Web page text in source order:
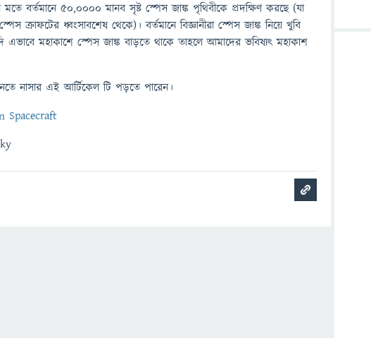
মতে বর্তমানে ৫০,০০০০ মানব সৃষ্ট স্পেস জাঙ্ক পৃথিবীকে প্রদক্ষিণ করছে (যা
ক্রাফটের ধ্বংসাবশেষ থেকে)। বর্তমানে বিজ্ঞানীরা স্পেস জাঙ্ক নিয়ে খুবি
এভাবে মহাকাশে স্পেস জাঙ্ক বাড়তে থাকে তাহলে আমাদের ভবিষ্যৎ মহাকাশ
নাসার এই আর্টিকেল টি পড়তে পারেন।
Spacecraft